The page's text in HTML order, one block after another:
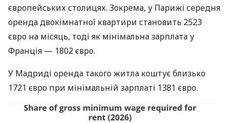
європейських столицях. Зокрема, у Парижі середня
оренда двокімнатної квартири становить 2523
євро на місяць, тоді як мінімальна зарплата у
Франція — 1802 євро.
У Мадриді оренда такого житла коштує близько
1721 євро при мінімальній зарплаті 1381 євро.